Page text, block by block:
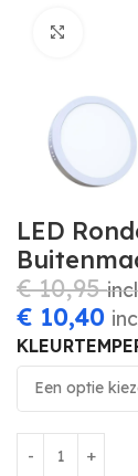
LED
€10,95
€ 10,40